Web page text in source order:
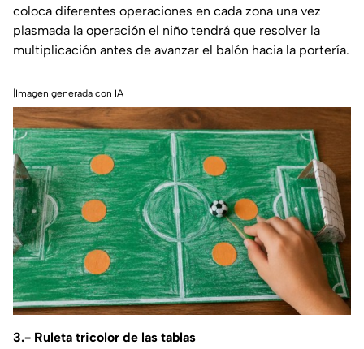
coloca diferentes operaciones en cada zona una vez
plasmada la operación el niño tendrá que resolver la
multiplicación antes de avanzar el balón hacia la portería.
|Imagen generada con IA
3.- Ruleta tricolor de las tablas